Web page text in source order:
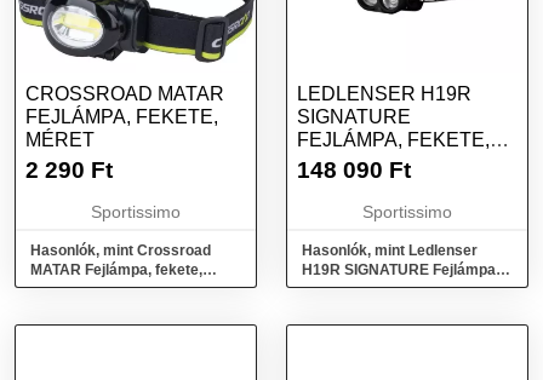
CROSSROAD MATAR
FEJLÁMPA, FEKETE,
MÉRET
2 290 Ft
Sportissimo
Hasonlók, mint Crossroad
MATAR Fejlámpa, fekete,
méret
LEDLENSER H19R
SIGNATURE
FEJLÁMPA, FEKETE,
MÉRET
148 090 Ft
Sportissimo
Hasonlók, mint Ledlenser
H19R SIGNATURE Fejlámpa,
fekete, méret